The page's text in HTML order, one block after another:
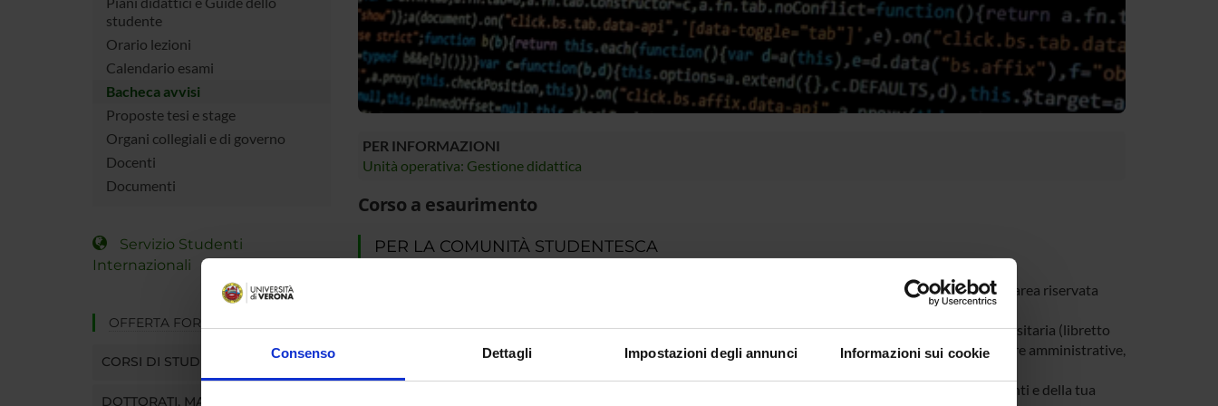
Consenso Dettagli Impostazioni degli annunci Informazioni sui cookie
studente
Orario lezioni
Calendario esami
Bacheca avvisi
Proposte tesi e stage
Organi collegiali e di governo
Docenti
Documenti
Servizio Studenti
Internazionali
OFFERTA FORMATIVA
CORSI DI STUDIO
DOTTORATI, MASTER E
PER INFORMAZIONI
Unità operativa: Gestione didattica
Corso a esaurimento
PER LA COMUNITÀ STUDENTESCA
Se sei già iscritta/o a un corso di studio, puoi consultare tutti gli avvisi relativi al tuo corso di studi nella tua area riservata
In questo portale potrai visualizzare informazioni, risorse e servizi utili che riguardano la tua carriera universitaria (libretto
online, gestione della carriera Esse3, corsi e-learning, email istituzionale, modulistica di segreteria, procedure amministrative,
Entra in MyUnivr con le tue credenziali GIA: solo così potrai ricevere notifica di tutti gli avvisi dei tuoi docenti e della tua